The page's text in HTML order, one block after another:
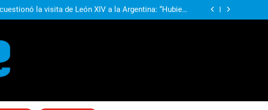
un cambio de clima político entre los gobernadores
la visita de León XIV a la Argentina: “Hubiera
preferido que no viniera”
para celebrar a San Cayetano con procesión y misas
un cambio de clima político entre los gobernadores
cuestionó la visita de León XIV a la Argentina: “Hubiera
para celebrar a San Cayetano con procesión y misas